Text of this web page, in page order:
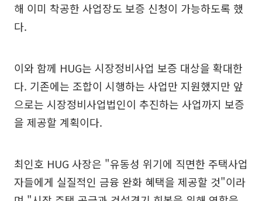
해 이미 착공한 사업장도 보증 신청이 가능하도록 했
다.
이와 함께 HUG는 시장정비사업 보증 대상을 확대한
다. 기존에는 조합이 시행하는 사업만 지원했지만 앞
으로는 시장정비사업법인이 추진하는 사업까지 보증
을 제공할 계획이다.
최인호 HUG 사장은 "유동성 위기에 직면한 주택사업
자들에게 실질적인 금융 완화 혜택을 제공할 것"이라